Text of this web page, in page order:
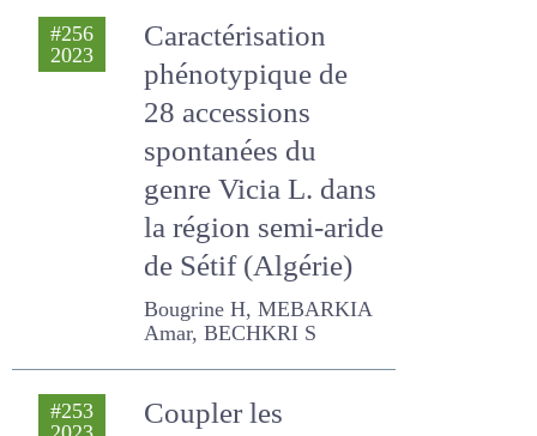
#256
2023
Caractérisation
phénotypique de
28 accessions
spontanées du
genre Vicia L. dans
la région semi-
aride de Sétif
(Algérie)
Bougrine H, MEBARKIA
Amar, BECHKRI S